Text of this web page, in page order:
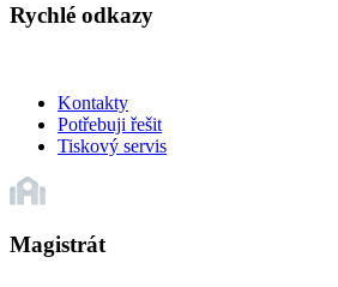
Rychlé odkazy
Kontakty
Potřebuji řešit
Tiskový servis
Magistrát